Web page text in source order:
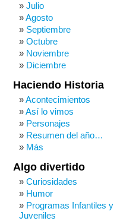
Julio
Agosto
Septiembre
Octubre
Noviembre
Diciembre
Haciendo Historia
Acontecimientos
Así lo vimos
Personajes
Resumen del año…
Más
Algo divertido
Curiosidades
Humor
Programas Infantiles y
Juveniles